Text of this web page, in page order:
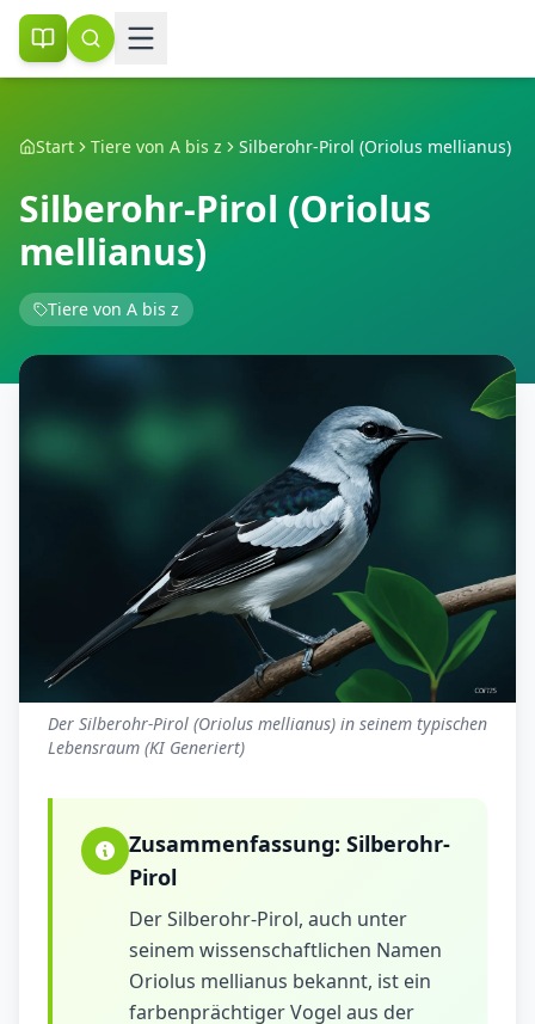
Start Tiere von A bis z Silberohr-Pirol (Oriolus mellianus)
Silberohr-Pirol (Oriolus
mellianus)
Tiere von A bis z
Der Silberohr-Pirol (Oriolus mellianus) in seinem typischen
Lebensraum (KI Generiert)
Zusammenfassung: Silberohr-
Pirol
Der Silberohr-Pirol, auch unter
seinem wissenschaftlichen Namen
Oriolus mellianus bekannt, ist ein
farbenprächtiger Vogel aus der